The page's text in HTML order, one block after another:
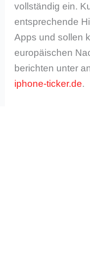
vollständig ein.
entsprechende
Apps und sollen
europäischen
berichten unter
iphone-ticker.de.